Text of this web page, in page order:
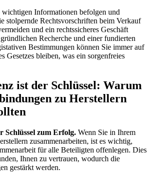
wichtigen Informationen befolgen und
stolpernde Rechtsvorschriften beim Verkauf
und ein rechtssicheres Geschäft⁤
Recherche ​und einer fundierten
Bestimmungen können Sie immer auf
Gesetzes bleiben, was ein⁣ sorgenfreies​
ist der Schlüssel: Warum
zu⁤ Herstellern
Schlüssel zum Erfolg. Wenn Sie in Ihrem
zusammenarbeiten, ist es wichtig,​
für alle⁢ Beteiligten offenlegen. ⁣Dies
Ihnen zu​ vertrauen, wodurch die
gestärkt werden.